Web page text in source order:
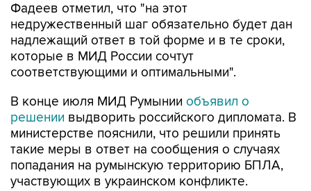
Фадеев отметил, что "на этот
недружественный шаг обязательно будет дан
надлежащий ответ в той форме и в те сроки,
которые в МИД России сочтут
соответствующими и оптимальными".
В конце июля МИД Румынии объявил о
решении выдворить российского дипломата. В
министерстве пояснили, что решили принять
такие меры в ответ на сообщения о случаях
попадания на румынскую территорию БПЛА,
участвующих в украинском конфликте.